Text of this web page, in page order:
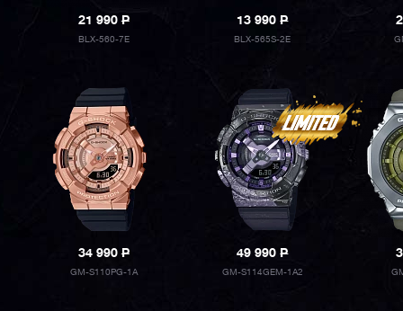
21 990P
BLX-560-7E
13 990P
BLX-565S-2E
34 990P
GM-S110PG-1A
49 990P
GM-S114GEM-1A2